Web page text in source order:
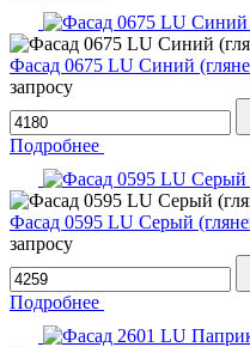
Фасад 0675 LU Синий
запросу
Подробнее
Фасад 0595 LU Серый
запросу
Подробнее